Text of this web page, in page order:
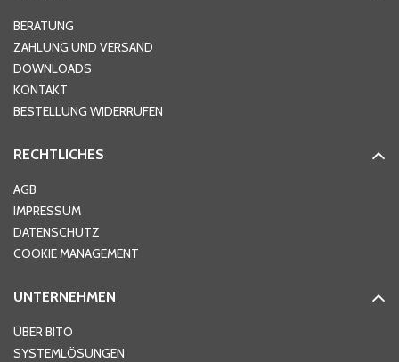
BERATUNG
ZAHLUNG UND VERSAND
DOWNLOADS
KONTAKT
BESTELLUNG WIDERRUFEN
RECHTLICHES
AGB
IMPRESSUM
DATENSCHUTZ
COOKIE MANAGEMENT
UNTERNEHMEN
ÜBER BITO
SYSTEMLÖSUNGEN